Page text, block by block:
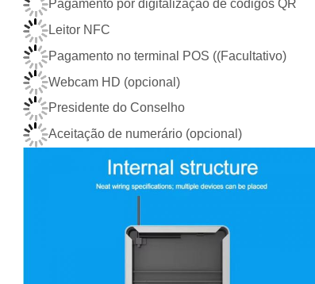
Pagamento por digitalização de códigos QR
Leitor NFC
Pagamento no terminal POS ((Facultativo)
Webcam HD (opcional)
Presidente do Conselho
Aceitação de numerário (opcional)